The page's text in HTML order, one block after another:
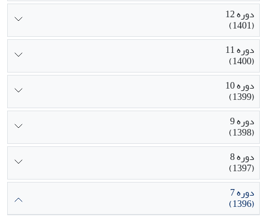
دوره 12
(1401)
دوره 11
(1400)
دوره 10
(1399)
دوره 9
(1398)
دوره 8
(1397)
دوره 7
(1396)